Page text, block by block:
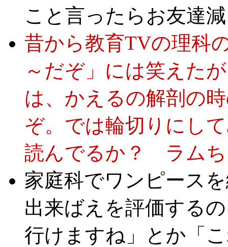
こと言ったらお友達
昔から教育TVの理科
～だぞ」には笑えた
は、かえるの解剖の
ぞ。では輪切りにし
読んでるか？ ラムち
家庭科でワンピース
出来ばえを評価する
行けますね」とか「